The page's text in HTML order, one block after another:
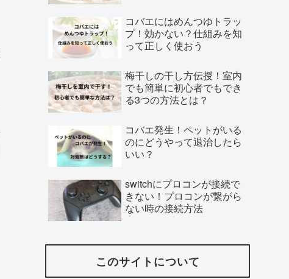
コバエにはめんつゆトラッ
プ！効かない？仕組みを知
って正しく使おう
梅干しの干し方伝授！室内
でも簡単に初心者でもでき
る3つの方法とは？
コバエ発生！ペットがいる
のにどうやって退治したら
いい？
switchにプロコンが接続で
きない！プロコンが繋がら
ない時の接続方法
このサイトについて